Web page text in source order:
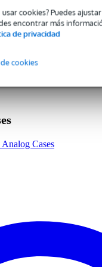
usar cookies? Puedes
encontrar más
de privacidad
cookies
specified
PO-12 ritmo de operador
Cases